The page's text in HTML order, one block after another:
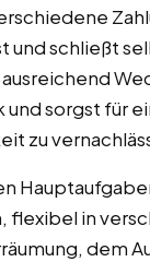
und schließt
sorgst für
zu
flexibel in
dem